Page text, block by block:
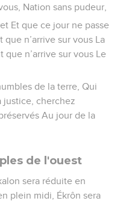
Nation sans pudeur,
Et que ce jour ne passe
n’arrive sur vous La
que n’arrive sur vous Le
de la terre, Qui
justice, cherchez
Au jour de la
de l'ouest
sera réduite en
plein midi, Ékrôn sera